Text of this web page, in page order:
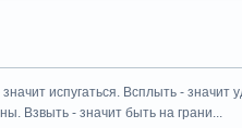
испугаться. Всплыть - значит
Взвыть - значит быть на грани...